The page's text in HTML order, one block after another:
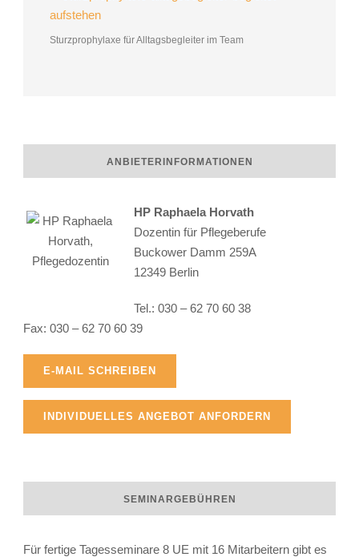
Sturzprophylaxe für Alltagsbegleiter im Team
ANBIETERINFORMATIONEN
HP Raphaela Horvath
Dozentin für Pflegeberufe
Buckower Damm 259A
12349 Berlin
Tel.: 030 – 62 70 60 38
Fax: 030 – 62 70 60 39
E-MAIL SCHREIBEN
INDIVIDUELLES ANGEBOT ANFORDERN
SEMINARGEBÜHREN
Für fertige Tagesseminare 8 UE mit 16 Mitarbeitern gibt es